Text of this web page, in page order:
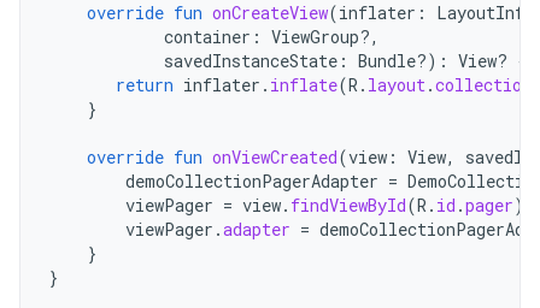
override fun onCreateView(inflater :
container : ViewGroup?,
savedInstanceState : Bundle?) : View? {
return inflater . inflate(R . layout.
}
override fun onViewCreated(view : View,
demoCollectionPagerAdapter =
viewPager = view. findViewById(R . id .pager)
viewPager .adapter =
}
}